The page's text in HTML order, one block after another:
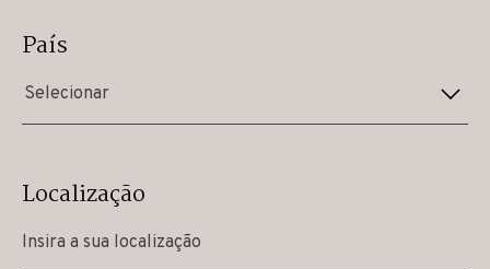
País
Selecionar
Localização